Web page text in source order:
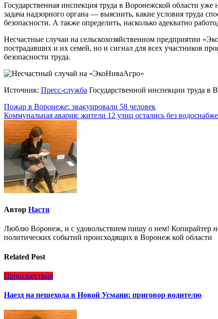
Государственная инспекция труда в Воронежской области
задача надзорного органа — выяснить, какие условия труда
безопасности. А также определить, насколько адекватно
Несчастные случаи на сельскохозяйственном предприятии
пострадавших и их семей, но и сигнал для всех участников
безопасности труда.
Источник: Пресс-служба Государственной инспекции труда в
Навигация
по
записям
Пожар в Воронеже: эвакуировали 58 человек
Коммунальная авария: жители 12 улиц остались без
Автор Настя
Люблю Воронеж, и с удовольствием пишу о нем! Копирайтер
политических событий происходящих в Воронеж кой области
Related Post
Происшествия
Наезд на пешехода в Новой Усмани: приговор водителю